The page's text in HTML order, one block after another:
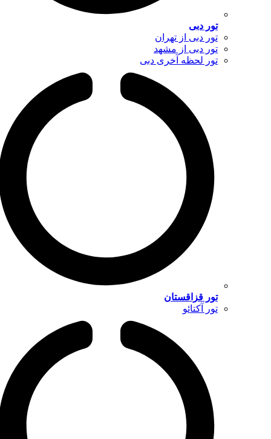
تور دبی
تور دبی از تهران
تور دبی از مشهد
تور لحظه آخری دبی
تور قزاقستان
تور آکتائو